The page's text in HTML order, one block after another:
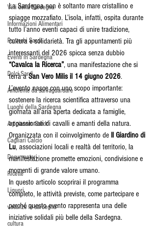
Vini della Sardegna
Informazioni Alimentari
Proverbi Sardi
Eventi in Sardegna
Dolci Sardi
Ambiente da salvaguardare
Luoghi della Sardegna
Artigianato Sardo
Cagliari Calcio
Documentari
Ricette
Liquori
vacanze in sardegna
cultura
La Sardegna non è soltanto mare cristallino e
spiagge mozzafiato. L’isola, infatti, ospita durante
tutto l’anno eventi capaci di unire tradizione,
cultura e solidarietà. Tra gli appuntamenti più
interessanti del 2026 spicca senza dubbio
“Cavalca la Ricerca”, una manifestazione che si
terrà a San Vero Milis il 14 giugno 2026.
L’evento nasce con uno scopo importante:
sostenere la ricerca scientifica attraverso una
giornata all’aria aperta dedicata a famiglie,
appassionati di cavalli e amanti della natura.
Organizzata con il coinvolgimento de Il Giardino di
Lu, associazioni locali e realtà del territorio, la
manifestazione promette emozioni, condivisione e
momenti di grande valore umano.
In questo articolo scoprirai il programma
completo, le attività previste, come partecipare e
perché questo evento rappresenta una delle
iniziative solidali più belle della Sardegna.